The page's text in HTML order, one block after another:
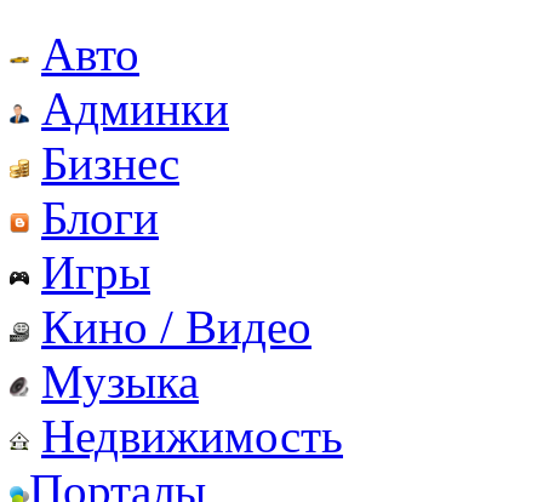
Авто
Админки
Бизнес
Блоги
Игры
Кино / Видео
Музыка
Недвижимость
Порталы